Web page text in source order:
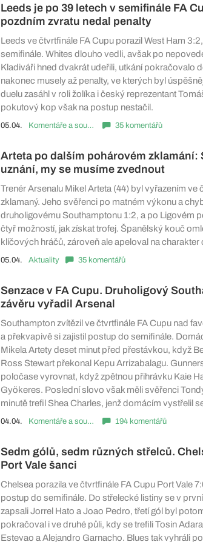
Leeds je po 39 letech v semifinále FA
pozdním zvratu nedal penalty
Leeds ve čtvrtfinále FA Cupu porazil West Ham
semifinále. Whites dlouho vedli, avšak po
Kladiváři hned dvakrát udeřili, utkání pokračovalo
nakonec musely až penalty, ve kterých byl
duelu zasáhl v roli žolíka i český reprezentant
pokutový kop však na postup nestačil.
05.04. Komentáře a souhrny 35 komentářů
Arteta po dalším pohárovém
uznání, my se musíme zvednout
Trenér Arsenalu Mikel Arteta (44) byl vyřazením ve
zklamaný. Jeho svěřenci po matném výkonu a
druholigovému Southamptonu 1:2, a po Ligovém
čtyř možností, jak získat trofej. Španělský kouč
klíčových hráčů, zároveň ale apeloval na charakter
05.04. Aktuality 35 komentářů
Senzace v FA Cupu. Druholigový
závěru vyřadil Arsenal
Southampton zvítězil ve čtvrtfinále FA Cupu nad
a překvapivě si zajistil postup do semifinále.
Mikela Artety deset minut před přestávkou, když
Ross Stewart překonal Kepu Arrizabalagu.
poločase vyrovnat, když zpětnou přihrávku Kaie
Gyökeres. Poslední slovo však měli svěřenci
minutě trefil Shea Charles, jenž domácím vystřelil
04.04. Komentáře a souhrny 194 komentářů
Sedm gólů, sedm různých střelců.
Port Vale šanci
Chelsea porazila ve čtvrtfinále FA Cupu Port Vale
postup do semifinále. Do střelecké listiny se v
zapsali Jorrel Hato a Joao Pedro, třetí gól byl
pokračoval i ve druhé půli, kdy se trefili Tosin
Estevao a Alejandro Garnacho. Blues tak vyhráli